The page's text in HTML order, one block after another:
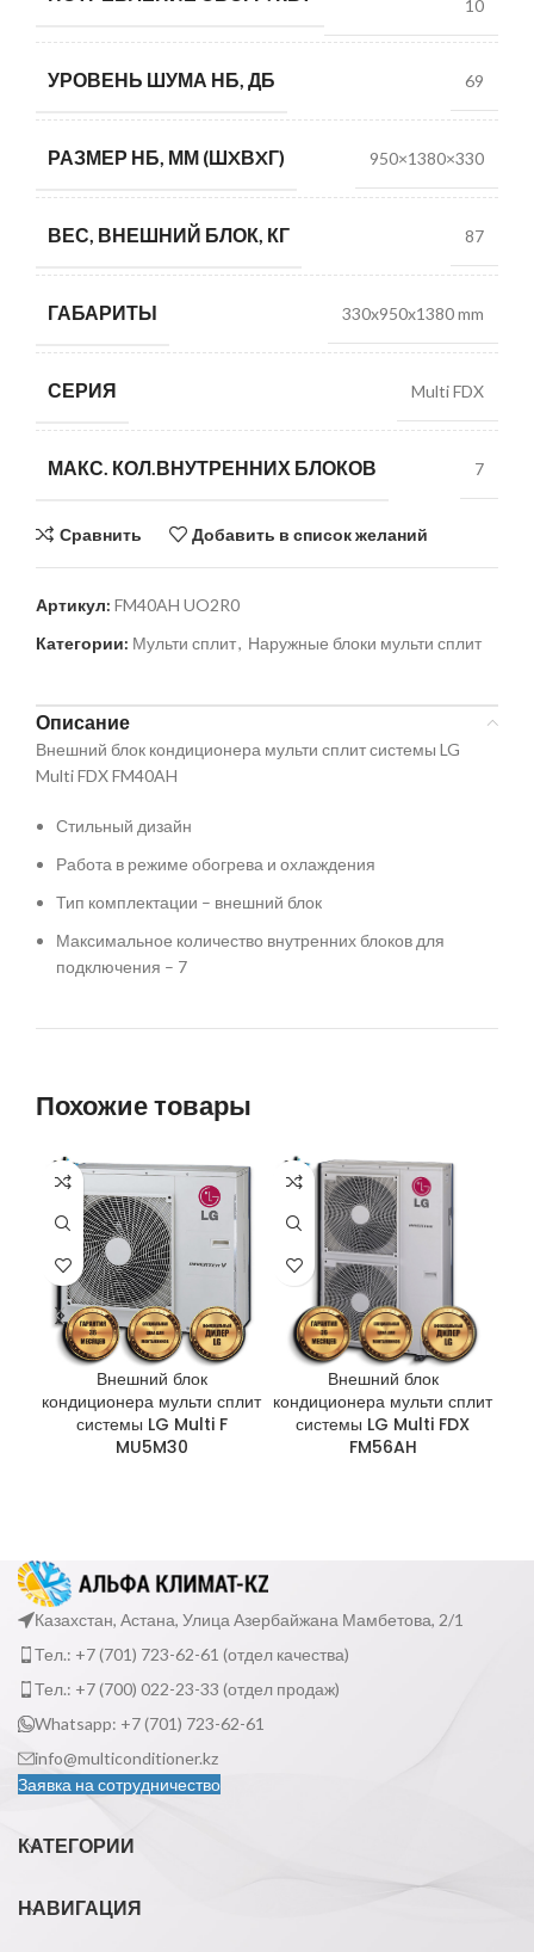
10
УРОВЕНЬ ШУМА НБ, ДБ 69
РАЗМЕР НБ, ММ (ШXВXГ) 950×1380×330
ВЕС, ВНЕШНИЙ БЛОК, КГ 87
ГАБАРИТЫ 330x950x1380 mm
СЕРИЯ Multi FDX
МАКС. КОЛ.ВНУТРЕННИХ БЛОКОВ 7
Сравнить Добавить в список желаний
Артикул: FM40AH UO2R0
Категории: Мульти сплит, Наружные блоки мульти сплит
Описание
Внешний блок кондиционера мульти сплит системы LG
Multi FDX FM40AH
Стильный дизайн
Работа в режиме обогрева и охлаждения️
Тип комплектации – внешний блок
Максимальное количество внутренних блоков для
подключения – 7
Похожие товары
Внешний блок
кондиционера мульти сплит
системы LG Multi F
MU5M30
Внешний блок
кондиционера мульти сплит
системы LG Multi FDX
FM56AH
Казахстан, Астана, Улица Азербайжана Мамбетова, 2/1
Тел.: +7 (701) 723-62-61 (отдел качества)
Тел.: +7 (700) 022-23-33 (отдел продаж)
Whatsapp: +7 (701) 723-62-61
info@multiconditioner.kz
Заявка на сотрудничество
КАТЕГОРИИ
НАВИГАЦИЯ